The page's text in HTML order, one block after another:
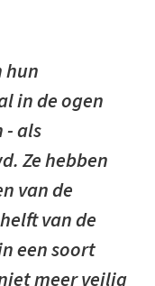
hun
in de ogen
- als
Ze hebben
van de
van de
een soort
meer veilig